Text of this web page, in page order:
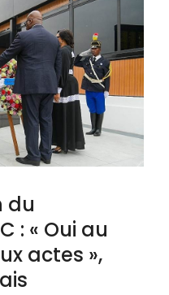
du
: « Oui au
actes »,